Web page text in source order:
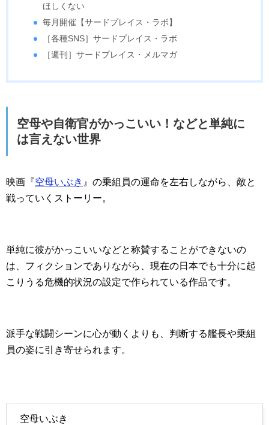
ほしくない
毎月開催【サードプレイス・ラボ】
［各種SNS］サードプレイス・ラボ
［週刊］サードプレイス・メルマガ
空母や自衛官がかっこいい！などと単純に
は言えない世界
映画『空母いぶき 』の乗組員の運命を左右しながら、敵と
戦っていくストーリー。
単純に彼がかっこいいなどと称賛することができないの
は、フィクションでありながら、現在の日本でも十分に起
こりうる危機的状況の設定で作られている作品です。
派手な戦闘シーンに心が動くよりも、判断する艦長や乗組
員の姿に引き寄せられます。
空母いぶき